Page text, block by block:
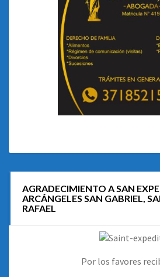
AGRADECIMIENTO A SAN
ARCÁNGELES SAN GABRIEL,
RAFAEL
Por los favores